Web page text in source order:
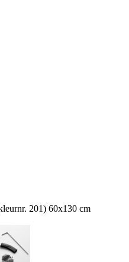
201) 60x130 cm